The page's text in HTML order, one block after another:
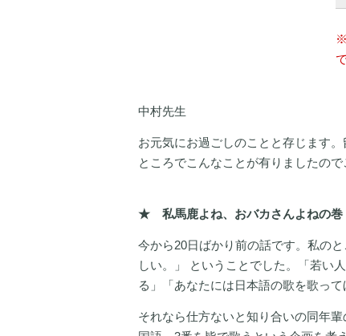
※
中村先生
お元気にお過ごしのことと存じます
ところでこんなことが有りましたので
★ 私馬鹿よね、おバカさんよねの巻
今から20日ばかり前の話です。私の
しい。」 ということでした。「若い
る」「あなたには日本語の歌を歌って
それなら仕方ないと知り合いの同年